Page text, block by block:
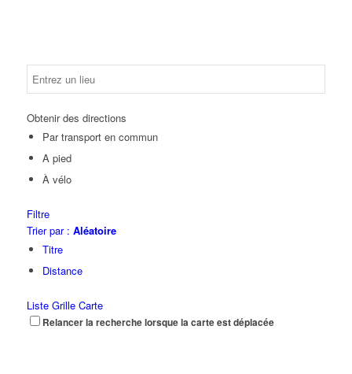
Obtenir des directions
Par transport en commun
A pied
À vélo
Filtre
Trier par : Aléatoire
Titre
Distance
Liste Grille Carte
Relancer la recherche lorsque la carte est déplacée